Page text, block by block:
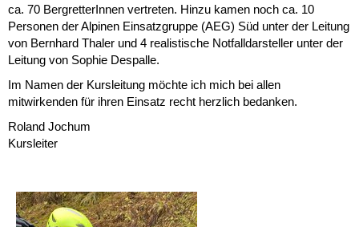
ca. 70 BergretterInnen vertreten. Hinzu kamen noch ca. 10
Personen der Alpinen Einsatzgruppe (AEG) Süd unter der Leitung
von Bernhard Thaler und 4 realistische Notfalldarsteller unter der
Leitung von Sophie Despalle.
Im Namen der Kursleitung möchte ich mich bei allen
mitwirkenden für ihren Einsatz recht herzlich bedanken.
Roland Jochum
Kursleiter